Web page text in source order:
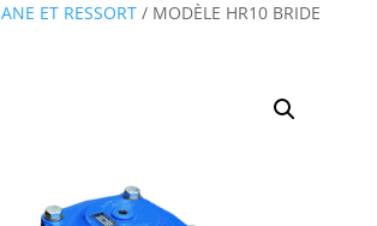
ET RESSORT/ MODÈLE HR10 BRIDE